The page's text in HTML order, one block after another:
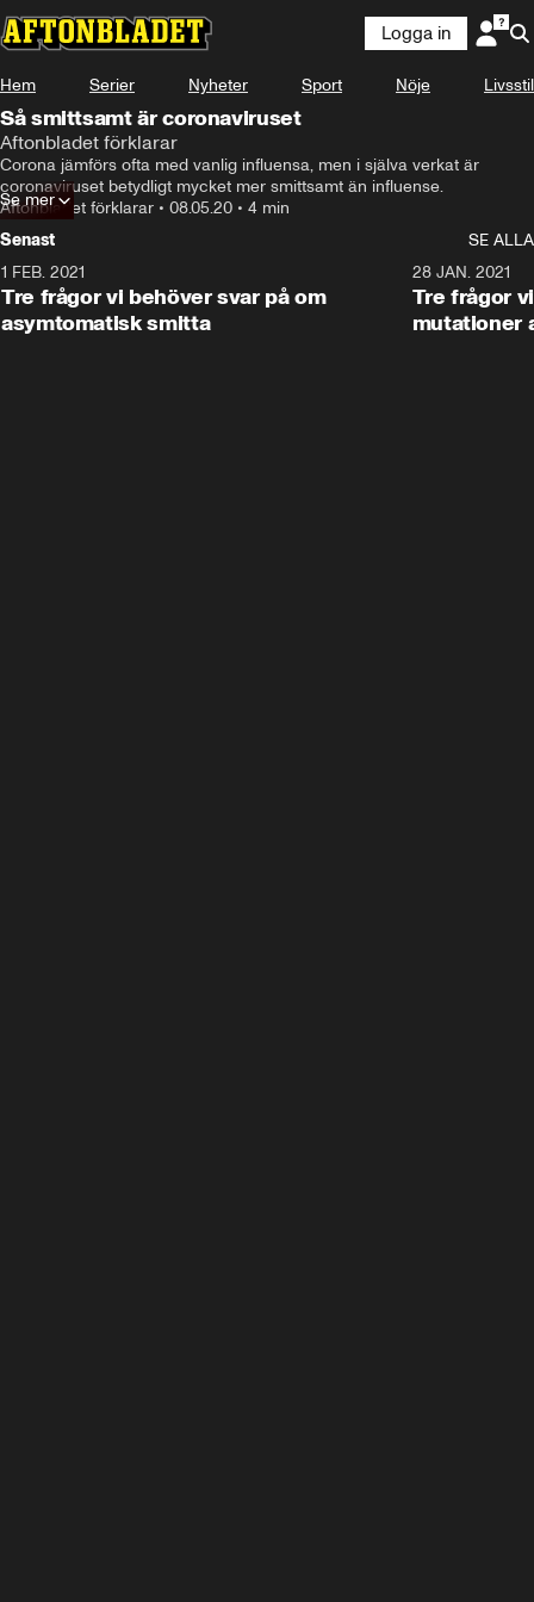
Logga in
Hem Serier Nyheter Sport Nöje Livsstil
Så smittsamt är coronaviruset
Aftonbladet förklarar
Corona jämförs ofta med vanlig influensa, men i själva verkat är
coronaviruset betydligt mycket mer smittsamt än influense.
Aftonbladet förklarar • 08.05.20 • 4 min
Se mer
Senast
SE ALLA
1 FEB. 2021
Tre frågor vi behöver svar på om
asymtomatisk smitta
28 JAN. 2021
Tre frågor
mutationer